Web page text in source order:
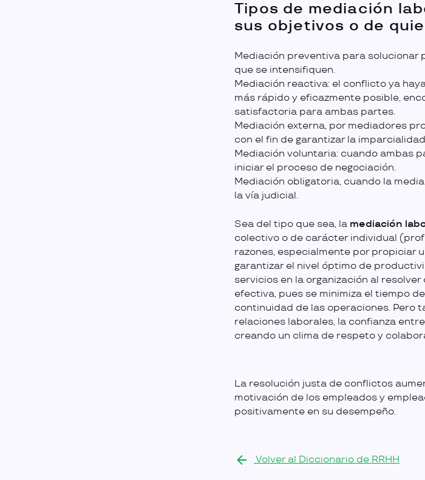
Tipos de mediación
sus objetivos o de
Mediación preventiva para solucionar
que se intensifiquen.
Mediación reactiva: el conflicto ya
más rápido y eficazmente posible,
satisfactoria para ambas partes.
Mediación externa, por mediadores
con el fin de garantizar la
Mediación voluntaria: cuando ambas
iniciar el proceso de negociación.
Mediación obligatoria, cuando la
la vía judicial.
Sea del tipo que sea, la mediación
colectivo o de carácter individual
razones, especialmente por propiciar
garantizar el nivel óptimo de
servicios en la organización al
efectiva, pues se minimiza el tiempo
continuidad de las operaciones. Pero
relaciones laborales, la confianza
creando un clima de respeto y
La resolución justa de conflictos
motivación de los empleados y
positivamente en su desempeño.
Volver al Diccionario de RRHH